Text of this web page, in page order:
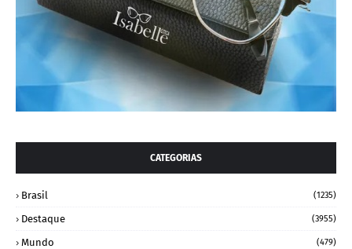
CATEGORIAS
Brasil (1235)
Destaque (3955)
Mundo (479)